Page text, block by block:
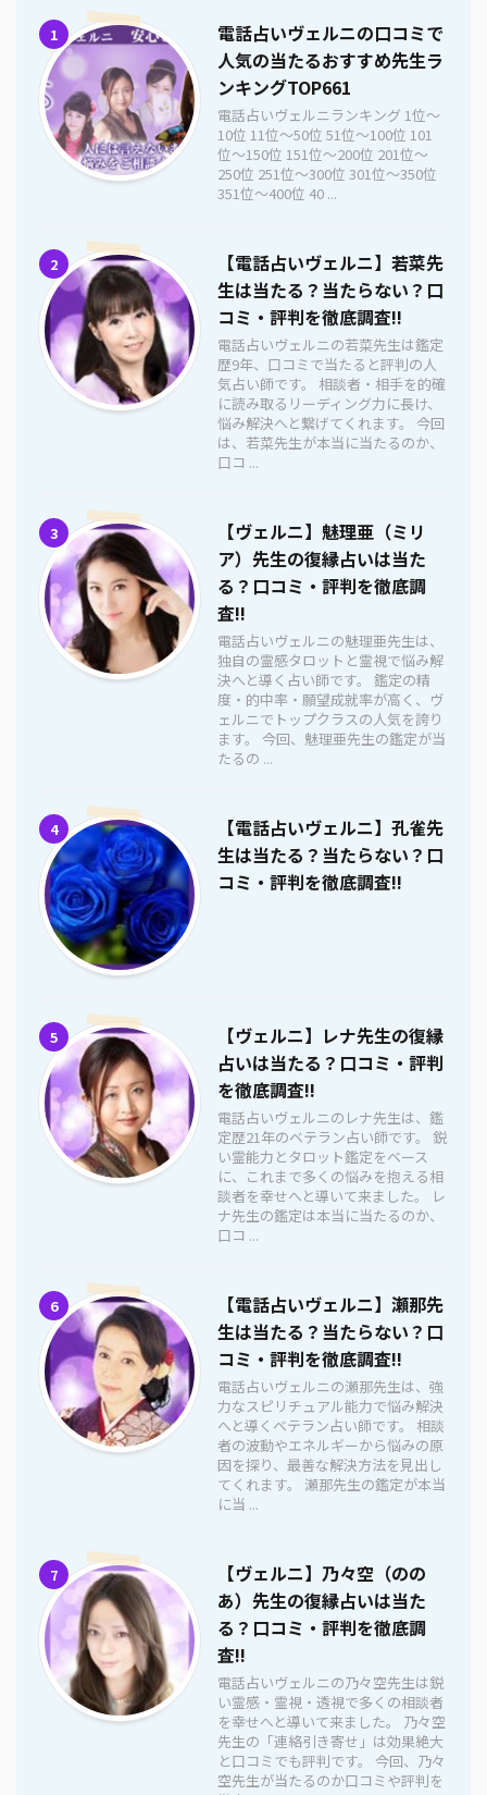
1
電話占いヴェルニの口コミで
人気の当たるおすすめ先生ラ
ンキングTOP661
電話占いヴェルニランキング 1位〜
10位 11位〜50位 51位〜100位 101
位〜150位 151位〜200位 201位〜
250位 251位〜300位 301位〜350位
351位〜400位 40 ...
2
【電話占いヴェルニ】若菜先
生は当たる？当たらない？口
コミ・評判を徹底調査!!
電話占いヴェルニの若菜先生は鑑定
歴9年、口コミで当たると評判の人
気占い師です。 相談者・相手を的確
に読み取るリーディング力に長け、
悩み解決へと繋げてくれます。 今回
は、若菜先生が本当に当たるのか、
口コ ...
3
【ヴェルニ】魅理亜（ミリ
ア）先生の復縁占いは当た
る？口コミ・評判を徹底調
査!!
電話占いヴェルニの魅理亜先生は、
独自の霊感タロットと霊視で悩み解
決へと導く占い師です。 鑑定の精
度・的中率・願望成就率が高く、ヴ
ェルニでトップクラスの人気を誇り
ます。 今回、魅理亜先生の鑑定が当
たるの ...
4
【電話占いヴェルニ】孔雀先
生は当たる？当たらない？口
コミ・評判を徹底調査!!
5
【ヴェルニ】レナ先生の復縁
占いは当たる？口コミ・評判
を徹底調査!!
電話占いヴェルニのレナ先生は、鑑
定歴21年のベテラン占い師です。 鋭
い霊能力とタロット鑑定をベース
に、これまで多くの悩みを抱える相
談者を幸せへと導いて来ました。 レ
ナ先生の鑑定は本当に当たるのか、
口コ ...
6
【電話占いヴェルニ】瀬那先
生は当たる？当たらない？口
コミ・評判を徹底調査!!
電話占いヴェルニの瀬那先生は、強
力なスピリチュアル能力で悩み解決
へと導くベテラン占い師です。 相談
者の波動やエネルギーから悩みの原
因を探り、最善な解決方法を見出し
てくれます。 瀬那先生の鑑定が本当
に当 ...
7
【ヴェルニ】乃々空（のの
あ）先生の復縁占いは当た
る？口コミ・評判を徹底調
査!!
電話占いヴェルニの乃々空先生は鋭
い霊感・霊視・透視で多くの相談者
を幸せへと導いて来ました。 乃々空
先生の「連絡引き寄せ」は効果絶大
と口コミでも評判です。 今回、乃々
空先生が当たるのか口コミや評判を